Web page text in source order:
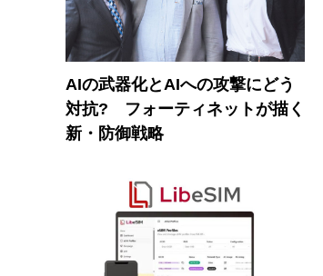
AIの武器化とAIへの攻撃にどう
対抗? フォーティネットが描く
新・防御戦略